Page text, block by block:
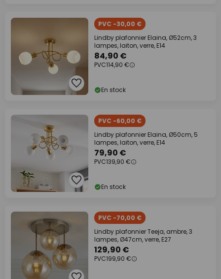
PVC -30,00 €
Lindby plafonnier Elaina, Ø52cm, 3
lampes, laiton, verre, E14
84,90 €
PVC114,90 €
En stock
PVC -60,00 €
Lindby plafonnier Elaina, Ø50cm, 5
lampes, laiton, verre, E14
79,90 €
PVC139,90 €
En stock
PVC -70,00 €
Lindby plafonnier Teeja, ambre, 3
lampes, Ø47cm, verre, E27
129,90 €
PVC199,90 €